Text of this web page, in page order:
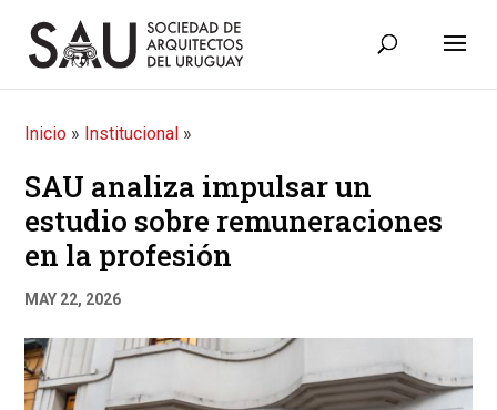
Inicio » Institucional »
SAU analiza impulsar un
estudio sobre remuneraciones
en la profesión
MAY 22, 2026